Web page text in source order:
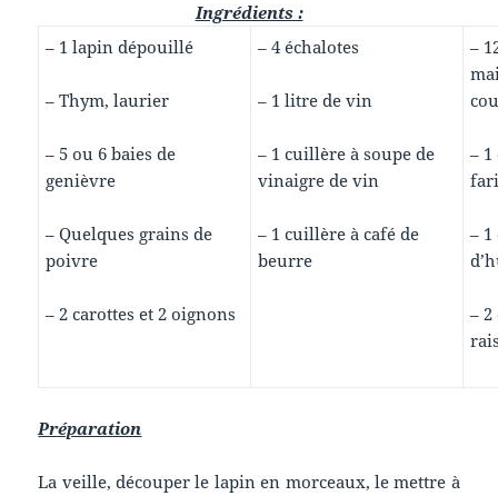
Ingrédients :
– 1 lapin dépouillé
– Thym, laurier
– 5 ou 6 baies de
genièvre
– Quelques grains de
poivre
– 2 carottes et 2 oignons
– 4 échalotes
– 1 litre de vin
– 1 cuillère à soupe de
vinaigre de vin
– 1 cuillère à café de
beurre
–
–
–
–
Préparation
La veille, découper le lapin en morceaux, le mettre à